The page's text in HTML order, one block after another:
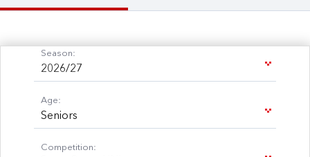
Season:
2026/27
Age:
Seniors
Competition: